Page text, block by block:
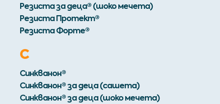
Резиста за деца® (шоко мечета)
Резиста Протект®
Резиста Форте®
С
Синкванон®
Синкванон® за деца (сашета)
Синкванон® за деца (шоко мечета)